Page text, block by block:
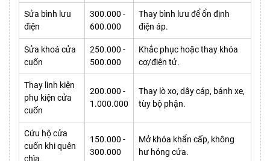
Sửa bình lưu
điện
300.000 -
600.000
Thay bình lưu để ổn định
điện áp.
Sửa khoá cửa
cuốn
250.000 -
500.000
Khắc phục hoặc thay khóa
cơ/điện tử.
Thay linh kiện
phụ kiện cửa
cuốn
200.000 -
1.000.000
Thay lò xo, dây cáp, bánh xe,
tùy bộ phận.
Cứu hộ cửa
cuốn khi quên
chìa
150.000 -
300.000
Mở khóa khẩn cấp, không
hư hỏng cửa.